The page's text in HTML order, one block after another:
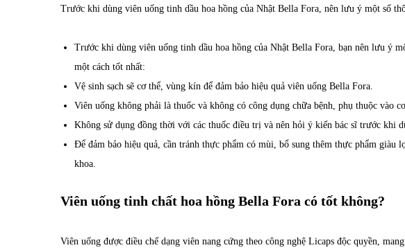
Trước khi dùng viên uống tinh dầu hoa hồng của Nhật Bella Fora, nên lưu ý một số
Trước khi dùng viên uống tinh dầu hoa hồng của Nhật Bella Fora, bạn nên lưu ý
một cách tốt nhất:
Vệ sinh sạch sẽ cơ thể, vùng kín để đảm bảo hiệu quả viên uống Bella Fora.
Viên uống không phải là thuốc và không có công dụng chữa bệnh, phụ thuộc vào
Không sử dụng đồng thời với các thuốc điều trị và nên hỏi ý kiến bác sĩ trước khi
Để đảm bảo hiệu quả, cần tránh thực phẩm có mùi, bổ sung thêm thực phẩm giàu
khoa.
Viên uống tinh chất hoa hồng Bella Fora có tốt không?
Viên uống được điều chế dạng viên nang cứng theo công nghệ Licaps độc quyền,